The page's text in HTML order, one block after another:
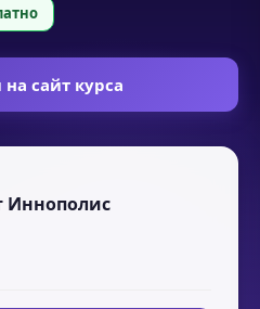
сайт курса
Иннополис